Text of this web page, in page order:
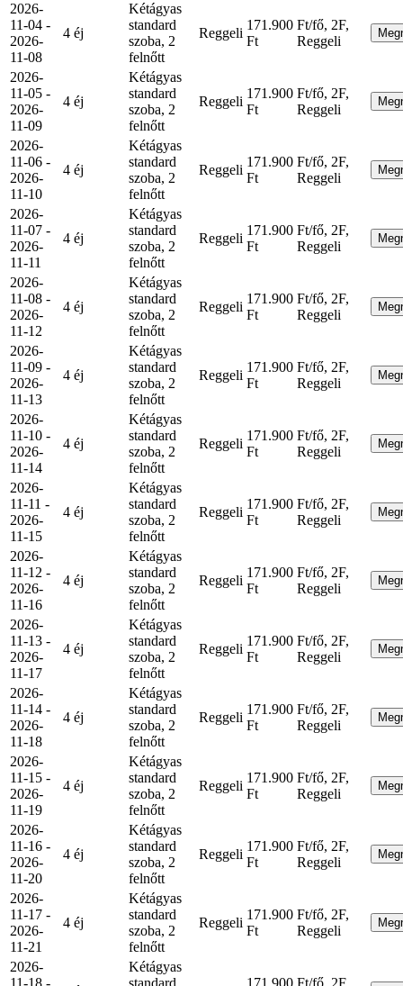
2026-
11-04 -
2026-
11-08
4 éj
Kétágyas
standard
szoba, 2
felnőtt
Reggeli
171.900
Ft
Ft/fő, 2F,
Reggeli
2026-
11-05 -
2026-
11-09
4 éj
Kétágyas
standard
szoba, 2
felnőtt
Reggeli
171.900
Ft
Ft/fő, 2F,
Reggeli
2026-
11-06 -
2026-
11-10
4 éj
Kétágyas
standard
szoba, 2
felnőtt
Reggeli
171.900
Ft
Ft/fő, 2F,
Reggeli
2026-
11-07 -
2026-
11-11
4 éj
Kétágyas
standard
szoba, 2
felnőtt
Reggeli
171.900
Ft
Ft/fő, 2F,
Reggeli
2026-
11-08 -
2026-
11-12
4 éj
Kétágyas
standard
szoba, 2
felnőtt
Reggeli
171.900
Ft
Ft/fő, 2F,
Reggeli
2026-
11-09 -
2026-
11-13
4 éj
Kétágyas
standard
szoba, 2
felnőtt
Reggeli
171.900
Ft
Ft/fő, 2F,
Reggeli
2026-
11-10 -
2026-
11-14
4 éj
Kétágyas
standard
szoba, 2
felnőtt
Reggeli
171.900
Ft
Ft/fő, 2F,
Reggeli
2026-
11-11 -
2026-
11-15
4 éj
Kétágyas
standard
szoba, 2
felnőtt
Reggeli
171.900
Ft
Ft/fő, 2F,
Reggeli
2026-
11-12 -
2026-
11-16
4 éj
Kétágyas
standard
szoba, 2
felnőtt
Reggeli
171.900
Ft
Ft/fő, 2F,
Reggeli
2026-
11-13 -
2026-
11-17
4 éj
Kétágyas
standard
szoba, 2
felnőtt
Reggeli
171.900
Ft
Ft/fő, 2F,
Reggeli
2026-
11-14 -
2026-
11-18
4 éj
Kétágyas
standard
szoba, 2
felnőtt
Reggeli
171.900
Ft
Ft/fő, 2F,
Reggeli
2026-
11-15 -
2026-
11-19
4 éj
Kétágyas
standard
szoba, 2
felnőtt
Reggeli
171.900
Ft
Ft/fő, 2F,
Reggeli
2026-
11-16 -
2026-
11-20
4 éj
Kétágyas
standard
szoba, 2
felnőtt
Reggeli
171.900
Ft
Ft/fő, 2F,
Reggeli
2026-
11-17 -
2026-
11-21
4 éj
Kétágyas
standard
szoba, 2
felnőtt
Reggeli
171.900
Ft
Ft/fő, 2F,
Reggeli
2026-
Kétágyas